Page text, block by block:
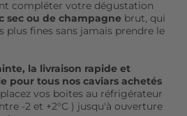
compléter votre dégustation
sec ou de champagne brut, qui
plus fines sans jamais prendre le
la livraison rapide et
pour tous nos caviars achetés
vos boites au réfrigérateur
-2 et +2°C ) jusqu'à ouverture